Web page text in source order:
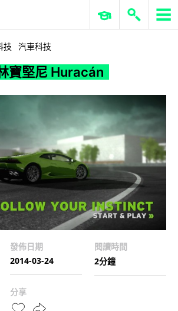
試駕林寶堅尼 Huracán
ERP 與商業 AI
技 汽車科技
寶堅尼 Huracán
發佈日期
2014-03-24
閱讀時間
2分鐘
分享